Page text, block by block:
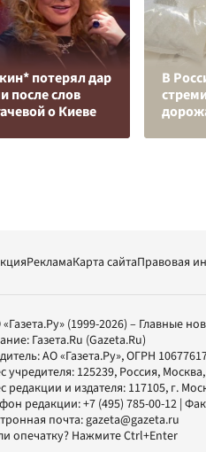
потерял дар
после слов
о Киеве
В
РекламаКарта сайтаПравовая
(1999-2026) – Главные
Газета.Ru (Gazeta.Ru)
АО «Газета.Ру», ОГРН
учредителя: 125239, Россия,
редакции и издателя: 117105, г.
редакции:+7 (495) 785-00-12 |
почта:gazeta@gazeta.ru
опечатку? Нажмите Ctrl+Enter